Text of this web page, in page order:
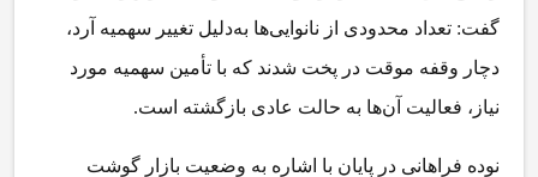
گفت: تعداد محدودی از نانوایی‌ها به‌دلیل تغییر سهمیه آرد،
دچار وقفه موقت در پخت شدند که با تأمین سهمیه مورد
نیاز، فعالیت آن‌ها به حالت عادی بازگشته است.
نوده فراهانی در پایان با اشاره به وضعیت بازار گوشت